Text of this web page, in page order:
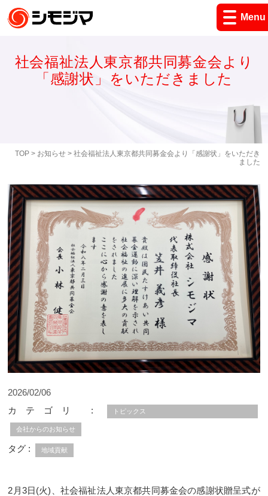
Menu
TOP> お知らせ> 社会福祉法人東京都共同募金会より「感謝状」をいただき
ました
社会福祉法人東京都共同募金会より
「感謝状」をいただきました
2026/02/06
カテゴリ :
トピックス
会社からのお知らせ
タグ : 地域貢献
2月3日(火)、社会福祉法人東京都共同募金会の感謝状贈呈式が